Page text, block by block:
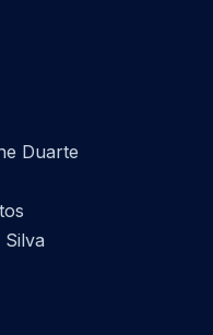
Duarte
Silva